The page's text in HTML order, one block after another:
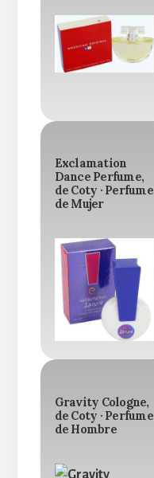
Exclamation
Dance Perfume,
de Coty · Perfume
de Mujer
Gravity Cologne,
de Coty · Perfume
de Hombre